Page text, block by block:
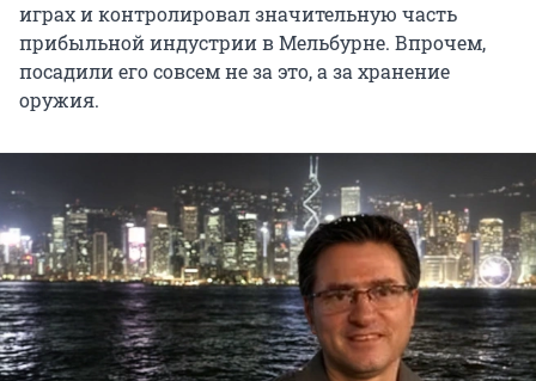
играх и контролировал значительную часть
прибыльной индустрии в Мельбурне. Впрочем,
посадили его совсем не за это, а за хранение
оружия.